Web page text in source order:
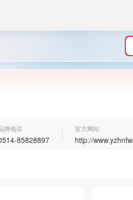
牌电话
85828897
官方网站
http://